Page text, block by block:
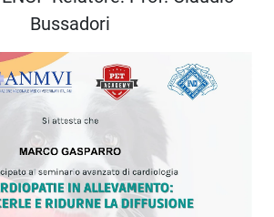
Bussadori